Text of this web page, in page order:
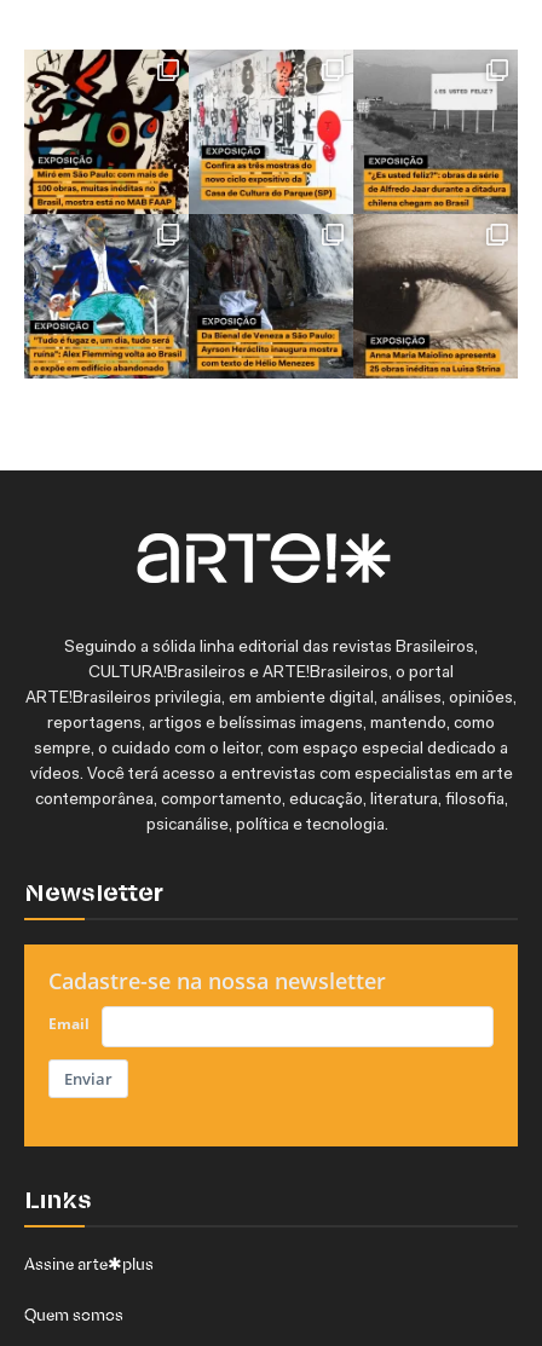
Seguindo a sólida linha editorial das revistas Brasileiros,
CULTURA!Brasileiros e ARTE!Brasileiros, o portal
ARTE!Brasileiros privilegia, em ambiente digital, análises, opiniões,
reportagens, artigos e belíssimas imagens, mantendo, como
sempre, o cuidado com o leitor, com espaço especial dedicado a
vídeos. Você terá acesso a entrevistas com especialistas em arte
contemporânea, comportamento, educação, literatura, filosofia,
psicanálise, política e tecnologia.
Newsletter
Cadastre-se na nossa newsletter
Email
Enviar
Links
Assine arte✱plus
Quem somos